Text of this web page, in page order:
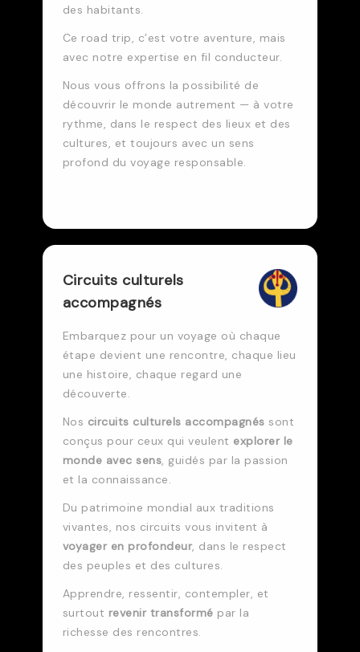
des habitants.
Ce road trip, c’est votre aventure, mais
avec notre expertise en fil conducteur.
Nous vous offrons la possibilité de
découvrir le monde autrement — à votre
rythme, dans le respect des lieux et des
cultures, et toujours avec un sens
profond du voyage responsable.
Circuits culturels
accompagnés
Embarquez pour un voyage où chaque
étape devient une rencontre, chaque lieu
une histoire, chaque regard une
découverte.
Nos circuits culturels accompagnés sont
conçus pour ceux qui veulent explorer le
monde avec sens, guidés par la passion
et la connaissance.
Du patrimoine mondial aux traditions
vivantes, nos circuits vous invitent à
voyager en profondeur, dans le respect
des peuples et des cultures.
Apprendre, ressentir, contempler, et
surtout revenir transformé par la
richesse des rencontres.